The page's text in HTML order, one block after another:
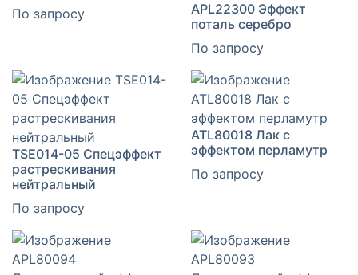
По запросу
APL22300 Эффект
поталь серебро
По запросу
TSE014-05 Спецэффект
растрескивания
нейтральный
По запросу
ATL80018 Лак с
эффектом перламутр
По запросу